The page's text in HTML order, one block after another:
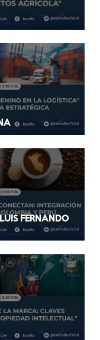
FERNANDO